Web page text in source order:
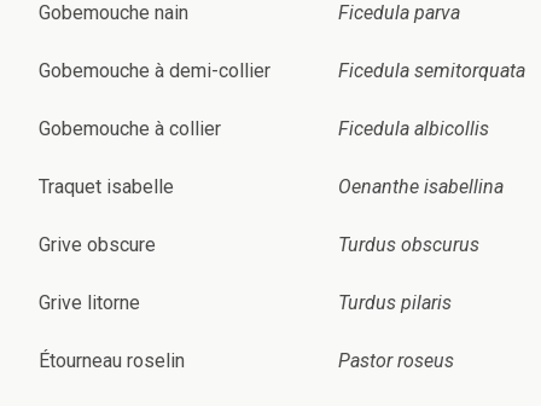
Gobemouche nain Ficedula parva
Gobemouche à demi-collier Ficedula semitorquata
Gobemouche à collier Ficedula albicollis
Traquet isabelle Oenanthe isabellina
Grive obscure Turdus obscurus
Grive litorne Turdus pilaris
Étourneau roselin Pastor roseus